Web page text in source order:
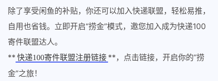
除了享受闲鱼的补贴，你还可以加入快递联盟，轻松易推，
自用也省钱。立即开启“捞金”模式，邀您加入成为快递100
寄件联盟达人。
** 快递100寄件联盟注册链接 **，点击链接，开启你的“捞
金”之旅！